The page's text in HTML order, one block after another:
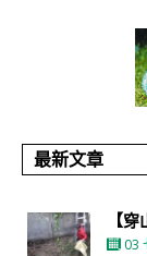
最新文章
【
03